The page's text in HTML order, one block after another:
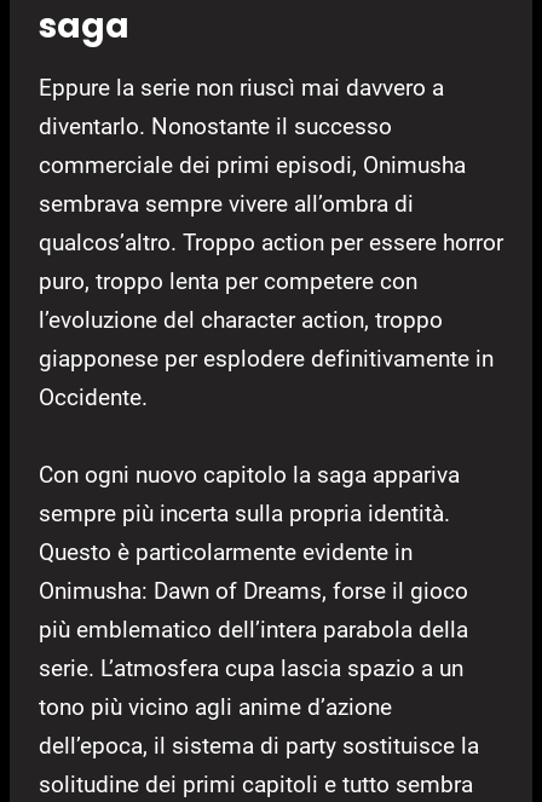
saga
Eppure la serie non riuscì mai davvero a
diventarlo. Nonostante il successo
commerciale dei primi episodi, Onimusha
sembrava sempre vivere all’ombra di
qualcos’altro. Troppo action per essere horror
puro, troppo lenta per competere con
l’evoluzione del character action, troppo
giapponese per esplodere definitivamente in
Occidente.
Con ogni nuovo capitolo la saga appariva
sempre più incerta sulla propria identità.
Questo è particolarmente evidente in
Onimusha: Dawn of Dreams, forse il gioco
più emblematico dell’intera parabola della
serie. L’atmosfera cupa lascia spazio a un
tono più vicino agli anime d’azione
dell’epoca, il sistema di party sostituisce la
solitudine dei primi capitoli e tutto sembra